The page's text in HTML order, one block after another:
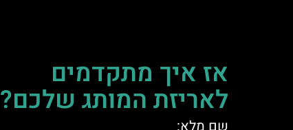
אז איך מתקדמים
לאריזת המותג שלכם?